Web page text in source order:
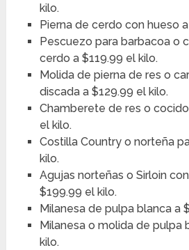
kilo.
Pierna de cerdo con hueso
Pescuezo para barbacoa o
cerdo a $119.99 el kilo.
Molida de pierna de res o
discada a $129.99 el kilo.
Chamberete de res o
el kilo.
Costilla Country o norteña
kilo.
Agujas norteñas o Sirloin
$199.99 el kilo.
Milanesa de pulpa blanca a
Milanesa o molida de pulpa
kilo.